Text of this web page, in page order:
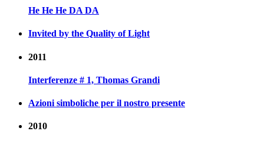
He He He DA DA
Invited by the Quality of Light
2011
Interferenze # 1, Thomas Grandi
Azioni simboliche per il nostro presente
2010